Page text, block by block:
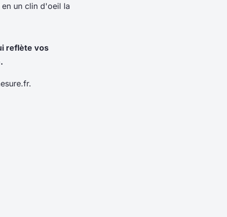
un clin d'oeil la
reflète vos